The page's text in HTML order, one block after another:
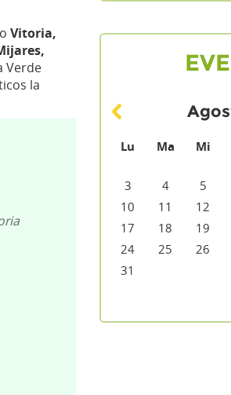
Vitoria,
Verde
la
Lu Ma Mi
3
4 5
10
11 12
17
18 19
24
25 26
31